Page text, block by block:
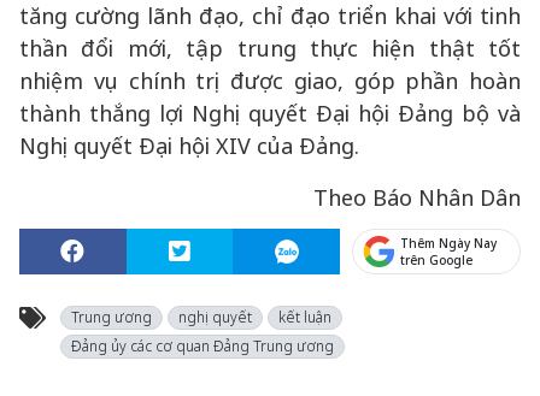
tăng cường lãnh đạo, chỉ đạo triển khai với tinh
thần đổi mới, tập trung thực hiện thật tốt
nhiệm vụ chính trị được giao, góp phần hoàn
thành thắng lợi Nghị quyết Đại hội Đảng bộ và
Nghị quyết Đại hội XIV của Đảng.
Theo Báo Nhân Dân
Thêm Ngày Nay
trên Google
Trung ương nghị quyết
kết luận
Đảng ủy các cơ quan Đảng Trung ương